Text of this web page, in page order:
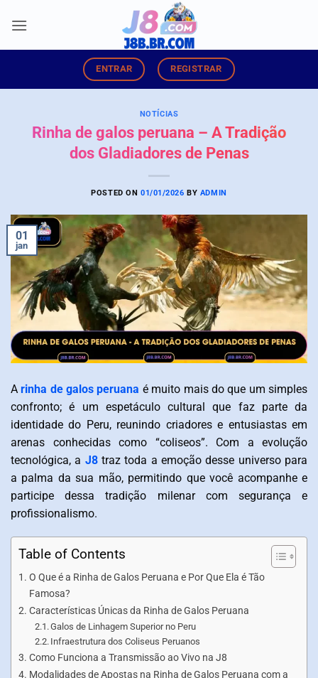
ENTRAR REGISTRAR
NOTÍCIAS
Rinha de galos peruana – A Tradição
dos Gladiadores de Penas
POSTED ON 01/01/2026 BY ADMIN
01
jan
Arinha de galos peruana é muito mais do que um simples
confronto; é um espetáculo cultural que faz parte da
identidade do Peru, reunindo criadores e entusiastas em
arenas conhecidas como “coliseos”. Com a evolução
tecnológica, a J8traz toda a emoção desse universo para
a palma da sua mão, permitindo que você acompanhe e
participe dessa tradição milenar com segurança e
profissionalismo.
Table of Contents
O Que é a Rinha de Galos Peruana e Por Que Ela é Tão
Famosa?
Características Únicas da Rinha de Galos Peruana
Galos de Linhagem Superior no Peru
Infraestrutura dos Coliseus Peruanos
Como Funciona a Transmissão ao Vivo na J8
Modalidades de Apostas na Rinha de Galos Peruana com a